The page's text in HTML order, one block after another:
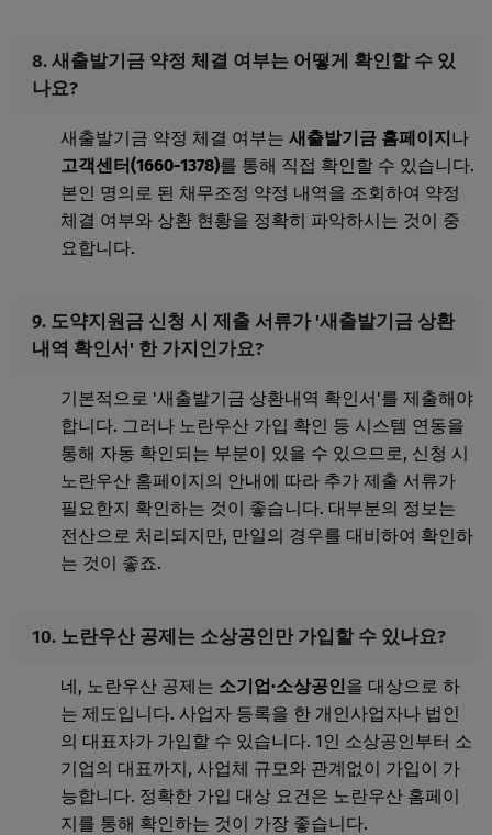
8. 새출발기금 약정 체결 여부는 어떻게 확인할 수 있
나요?
새출발기금 약정 체결 여부는 새출발기금 홈페이지나
고객센터(1660-1378)를 통해 직접 확인할 수 있습니다.
본인 명의로 된 채무조정 약정 내역을 조회하여 약정
체결 여부와 상환 현황을 정확히 파악하시는 것이 중
요합니다.
9. 도약지원금 신청 시 제출 서류가 '새출발기금 상환
내역 확인서' 한 가지인가요?
기본적으로 '새출발기금 상환내역 확인서'를 제출해야
합니다. 그러나 노란우산 가입 확인 등 시스템 연동을
통해 자동 확인되는 부분이 있을 수 있으므로, 신청 시
노란우산 홈페이지의 안내에 따라 추가 제출 서류가
필요한지 확인하는 것이 좋습니다. 대부분의 정보는
전산으로 처리되지만, 만일의 경우를 대비하여 확인하
는 것이 좋죠.
10. 노란우산 공제는 소상공인만 가입할 수 있나요?
네, 노란우산 공제는 소기업·소상공인을 대상으로 하
는 제도입니다. 사업자 등록을 한 개인사업자나 법인
의 대표자가 가입할 수 있습니다. 1인 소상공인부터 소
기업의 대표까지, 사업체 규모와 관계없이 가입이 가
능합니다. 정확한 가입 대상 요건은 노란우산 홈페이
지를 통해 확인하는 것이 가장 좋습니다.